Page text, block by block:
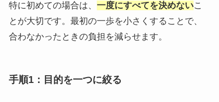
特に初めての場合は、 一度にすべてを決めないこ
とが大切です。最初の一歩を小さくすることで、
合わなかったときの負担を減らせます。
手順1：目的を一つに絞る